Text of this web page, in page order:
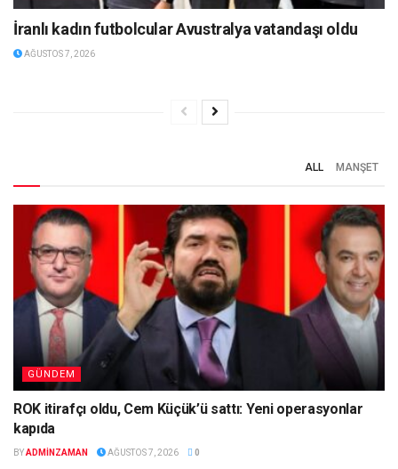
İranlı kadın futbolcular Avustralya vatandaşı oldu
AĞUSTOS 7, 2026
ALL MANŞET
GÜNDEM
ROK itirafçı oldu, Cem Küçük’ü sattı: Yeni operasyonlar
kapıda
BYADMINZAMAN AĞUSTOS 7, 2026 0